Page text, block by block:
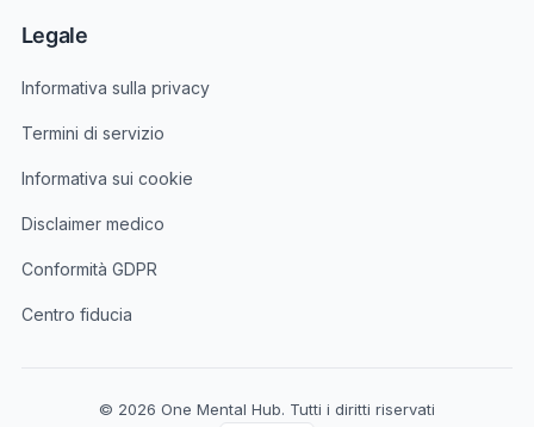
Legale
Informativa sulla privacy
Termini di servizio
Informativa sui cookie
Disclaimer medico
Conformità GDPR
Centro fiducia
© 2026 One Mental Hub. Tutti i diritti riservati